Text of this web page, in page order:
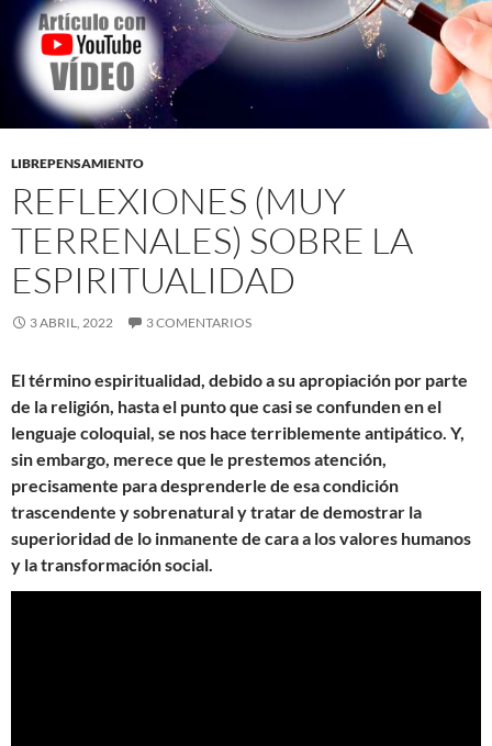
LIBREPENSAMIENTO
REFLEXIONES (MUY
TERRENALES) SOBRE LA
ESPIRITUALIDAD
3 ABRIL, 2022 3 COMENTARIOS
El término espiritualidad, debido a su apropiación por parte
de la religión, hasta el punto que casi se confunden en el
lenguaje coloquial, se nos hace terriblemente antipático. Y,
sin embargo, merece que le prestemos atención,
precisamente para desprenderle de esa condición
trascendente y sobrenatural y tratar de demostrar la
superioridad de lo inmanente de cara a los valores humanos
y la transformación social.